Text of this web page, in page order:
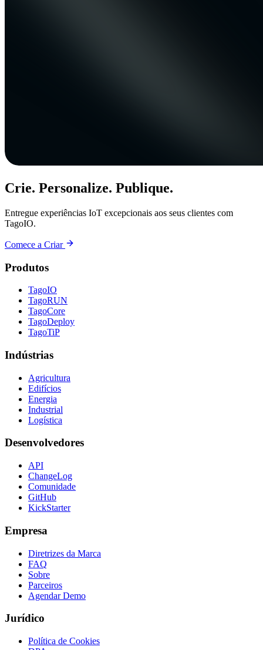
Crie. Personalize. Publique.
Entregue experiências IoT excepcionais aos seus clientes com
TagoIO.
Comece a Criar
Produtos
TagoIO
TagoRUN
TagoCore
TagoDeploy
TagoTiP
Indústrias
Agricultura
Edifícios
Energia
Industrial
Logística
Desenvolvedores
API
ChangeLog
Comunidade
GitHub
KickStarter
Empresa
Diretrizes da Marca
FAQ
Sobre
Parceiros
Agendar Demo
Jurídico
Política de Cookies